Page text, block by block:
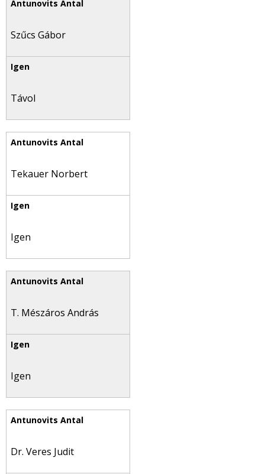
Szűcs Gábor
Távol
Tekauer Norbert
Igen
T. Mészáros András
Igen
Dr. Veres Judit